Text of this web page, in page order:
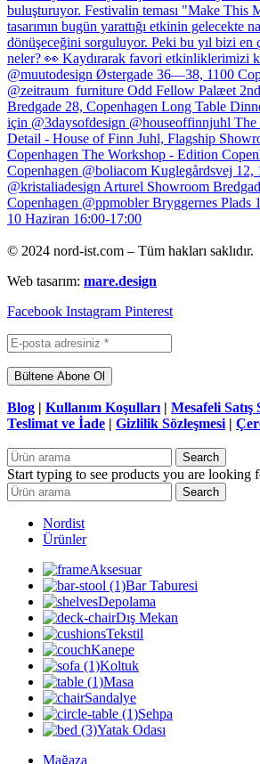
© 2024 nord-ist.com – Tüm hakları saklıdır.
Web tasarım: mare.design
Facebook Instagram Pinterest
Blog | Kullanım Koşulları | Mesafeli Satış
Teslimat ve İade | Gizlilik Sözleşmesi |
Search
Start typing to see products you are looking
Search
Nordist
Ürünler
Aksesuar
Bar Taburesi
Depolama
Dış Mekan
Tekstil
Kanepe
Koltuk
Masa
Sandalye
Sehpa
Yatak Odası
Mağaza